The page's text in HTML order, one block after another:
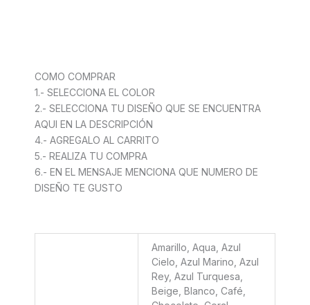
COMO COMPRAR
1.- SELECCIONA EL COLOR
2.- SELECCIONA TU DISEÑO QUE SE ENCUENTRA
AQUI EN LA DESCRIPCIÓN
4.- AGREGALO AL CARRITO
5.- REALIZA TU COMPRA
6.- EN EL MENSAJE MENCIONA QUE NUMERO DE
DISEÑO TE GUSTO
Amarillo, Aqua, Azul
Cielo, Azul Marino, Azul
Rey, Azul Turquesa,
Beige, Blanco, Café,